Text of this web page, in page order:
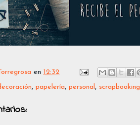
en 12:32
, papelería, personal , scrapbooking